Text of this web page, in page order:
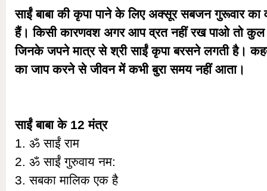
साईं बाबा की कृपा पाने के लिए अक्सूर सबजन गुरूवार
हैं। किसी कारणवश अगर आप व्रत नहीं रख पाओ तो कुल
जिनके जपने मात्र से श्री साईं कृपा बरसने लगती है।
का जाप करने से जीवन में कभी बुरा समय नहीं आता।
साईं बाबा के 12 मंत्र
1. ॐ साईं राम
2. ॐ साईं गुरुवाय नम:
3. सबका मालिक एक है